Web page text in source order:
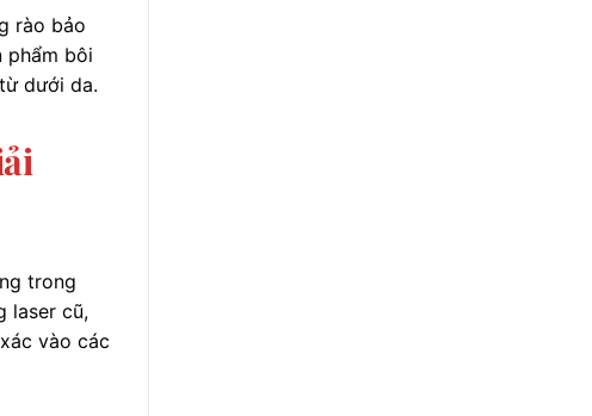
rào bảo
phẩm bôi
dưới da.
trong
laser cũ,
vào các